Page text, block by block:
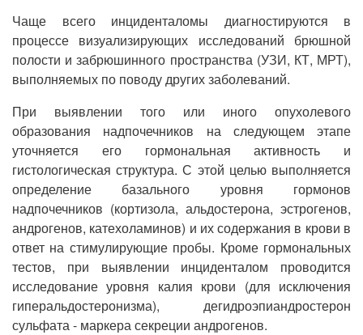
Чаще всего инциденталомы диагностируются в
процессе визуализирующих исследований брюшной
полости и забрюшинного пространства (УЗИ, КТ, МРТ),
выполняемых по поводу других заболеваний.
При выявлении того или иного опухолевого
образования надпочечников на следующем этапе
уточняется его гормональная активность и
гистологическая структура. С этой целью выполняется
определение базального уровня гормонов
надпочечников (кортизола, альдостерона, эстрогенов,
андрогенов, катехоламинов) и их содержания в крови в
ответ на стимулирующие пробы. Кроме гормональных
тестов, при выявлении инциденталом проводится
исследование уровня калия крови (для исключения
гиперальдостеронизма), дегидроэпиандростерон
сульфата - маркера секреции андрогенов.